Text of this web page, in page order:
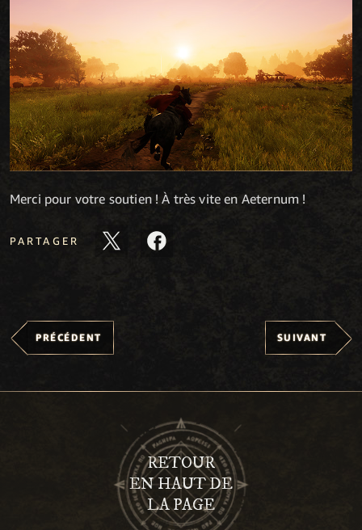
Merci pour votre soutien ! À très vite en Aeternum !
PARTAGER
PRÉCÉDENT SUIVANT
RETOUR
EN HAUT DE
LA PAGE